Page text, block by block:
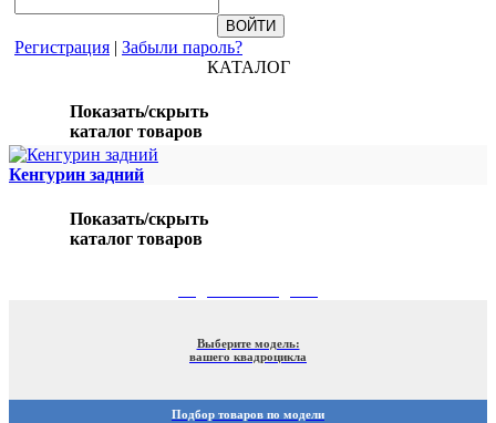
Регистрация | Забыли пароль?
КАТАЛОГ
Показать/скрыть
каталог товаров
Кенгурин задний
Показать/скрыть
каталог товаров
Выберите модель:
вашего квадроцикла
Подбор товаров по модели